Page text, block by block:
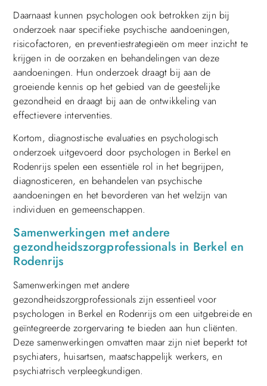
Daarnaast kunnen psychologen ook betrokken zijn bij
onderzoek naar specifieke psychische aandoeningen,
risicofactoren, en preventiestrategieën om meer inzicht te
krijgen in de oorzaken en behandelingen van deze
aandoeningen. Hun onderzoek draagt bij aan de
groeiende kennis op het gebied van de geestelijke
gezondheid en draagt bij aan de ontwikkeling van
effectievere interventies.
Kortom, diagnostische evaluaties en psychologisch
onderzoek uitgevoerd door psychologen in Berkel en
Rodenrijs spelen een essentiële rol in het begrijpen,
diagnosticeren, en behandelen van psychische
aandoeningen en het bevorderen van het welzijn van
individuen en gemeenschappen.
Samenwerkingen met andere
gezondheidszorgprofessionals in Berkel en
Rodenrijs
Samenwerkingen met andere
gezondheidszorgprofessionals zijn essentieel voor
psychologen in Berkel en Rodenrijs om een uitgebreide en
geïntegreerde zorgervaring te bieden aan hun cliënten.
Deze samenwerkingen omvatten maar zijn niet beperkt tot
psychiaters, huisartsen, maatschappelijk werkers, en
psychiatrisch verpleegkundigen.